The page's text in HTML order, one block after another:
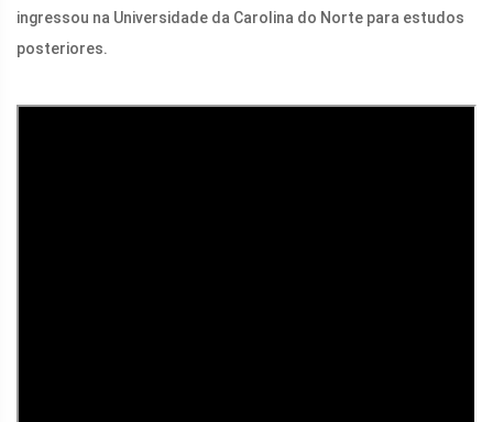
ingressou na Universidade da Carolina do Norte para estudos
posteriores.